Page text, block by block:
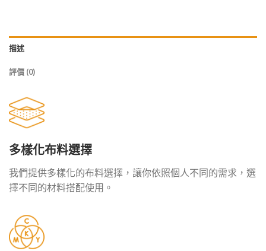
描述
評價 (0)
多樣化布料選擇
我們提供多樣化的布料選擇，讓你依照個人不同的需求，選
擇不同的材料搭配使用。